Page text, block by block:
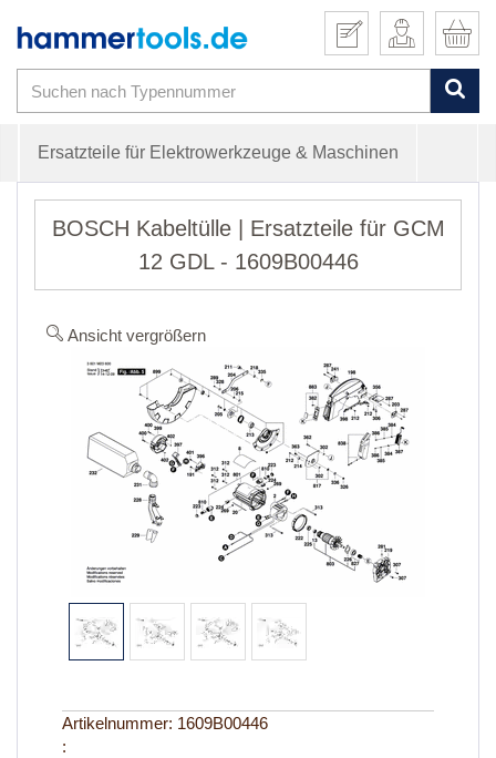
Ersatzteile für Elektrowerkzeuge & Maschinen
BOSCH Kabeltülle | Ersatzteile für GCM
12 GDL - 1609B00446
Ansicht vergrößern
Artikelnummer: 1609B00446
: